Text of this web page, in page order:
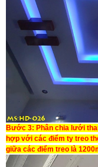
Bước 3: Phân chia lưới
hợp với các điểm ty treo
giữa các điểm treo là